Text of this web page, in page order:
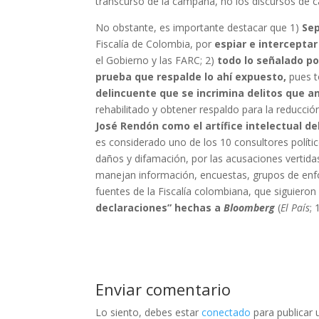
No obstante, es importante destacar que 1)
Fiscalía de Colombia, por espiar e
el Gobierno y las FARC; 2) todo lo señalado
prueba que respalde lo ahí expuesto, pues
delincuente que se incrimina delitos que
rehabilitado y obtener respaldo para la
José Rendón como el artífice intelectual
es considerado uno de los 10 consultores
daños y difamación, por las acusaciones
manejan información, encuestas, grupos de
fuentes de la Fiscalía colombiana, que siguieron
declaraciones” hechas aBloomberg (El País;
Enviar comentario
Lo siento, debes estarconectado para publicar